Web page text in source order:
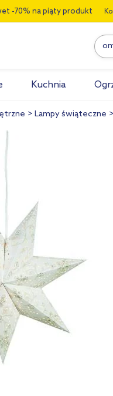
-70% na piąty produkt
Kuchnia
Lampy świąteczne